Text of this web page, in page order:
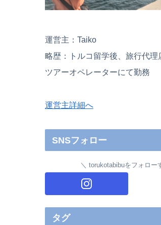
運営主：Taiko
略歴：トルコ留学後、旅行代理
ツアーオペレーターにて勤務
運営主詳細へ
SNSフォロー
torukotabibuをフォロー
タグ